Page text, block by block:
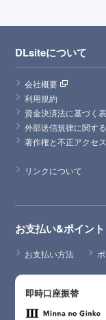
DLsiteについて
会社概要
利用規約
資金決済法に基づく
外部送信規律に関す
著作権と不正アクセス
リンクについて
お支払い&ポイント
お支払い方法
即時口座振替